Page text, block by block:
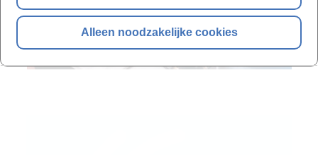
Alleen noodzakelijke cookies